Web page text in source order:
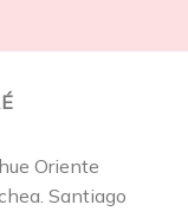
Oriente
Santiago